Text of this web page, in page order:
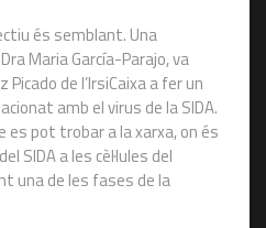
és semblant. Una
Maria García-Parajo, va
de l’IrsiCaixa a fer un
amb el virus de la SIDA.
es pot trobar a la xarxa, on és
SIDA a les cèl·lules del
una de les fases de la